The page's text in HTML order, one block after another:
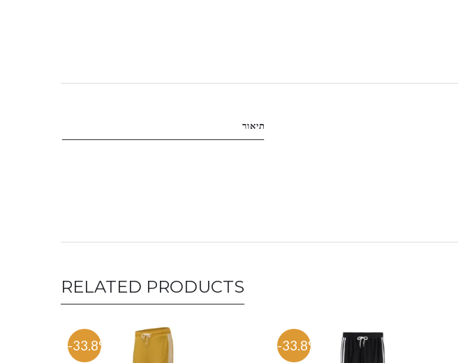
תיאור
RELATED PRODUCTS
-33.8% -33.8%